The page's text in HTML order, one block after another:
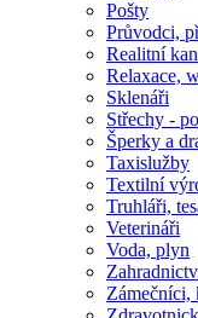
Pošty
Průvodci,
Realitní
Relaxace,
Sklenáři
Střechy -
Šperky a
Taxislužby
Textilní
Truhláři,
Veterináři
Voda, plyn
Zámečníci,